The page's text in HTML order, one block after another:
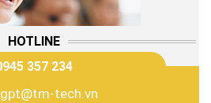
HOTLINE
357 234
tech.vn